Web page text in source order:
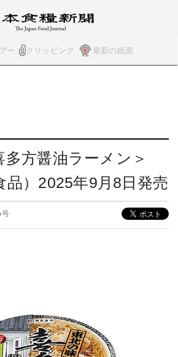
ー クリッピング 最新の紙面
多方醤油ラーメン＞
品）2025年9月8日発売
号